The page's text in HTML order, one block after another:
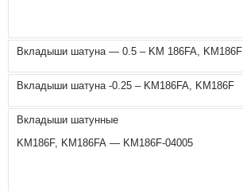
Вкладыши шатуна — 0.5 – KM 186FA, KM186F
Вкладыши шатуна -0.25 – KM186FA, KM186F
Вкладыши шатунные
KM186F, KM186FA — KM186F-04005